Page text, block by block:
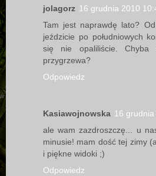
jolagorz 16 grudnia 2010
Tam jest naprawdę lato?
jeździcie po południowych
się nie opaliliście. Chyba
przygrzewa?
Odpowiedz
Kasiawojnowska 16
ale wam zazdroszczę... u
minusie! mam dość tej zimy
i piękne widoki ;)
Odpowiedz